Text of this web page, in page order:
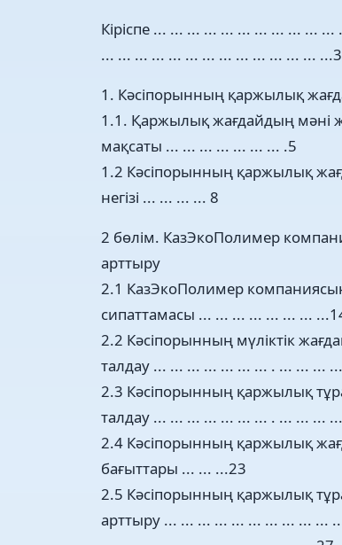
Кіріспе ... ... ... ... ... ... ... ... ... ...
... ... ... ... ... ... ... ... ... ... ... ... ... ...3
1. Кәсіпорынның қаржылық
1.1. Қаржылық жағдайдың мәні
мақсаты ... ... ... ... ... ... ... .5
1.2 Кәсіпорынның қаржылық
негізі ... ... ... ... 8
2 бөлім. КазЭкоПолимер
арттыру
2.1 КазЭкоПолимер
сипаттамасы ... ... ... ... ... ... ...
2.2 Кәсіпорынның мүліктік
талдау ... ... ... ... ... ... ... . ... ... ...
2.3 Кәсіпорынның қаржылық
талдау ... ... ... ... ... ... ... . ... ... ...
2.4 Кәсіпорынның қаржылық
бағыттары ... ... ...23
2.5 Кәсіпорынның қаржылық
арттыру ... ... ... ... ... ... ... ... ... ...